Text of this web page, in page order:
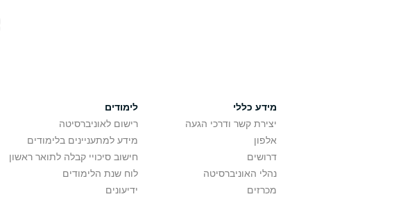
מידע כללי
יצירת קשר ודרכי הגעה
אלפון
דרושים
נהלי האוניברסיטה
מכרזים
לימודים
רישום לאוניברסיטה
מידע למתעניינים בלימודים
חישוב סיכויי קבלה לתואר ראשון
לוח שנת הלימודים
ידיעונים